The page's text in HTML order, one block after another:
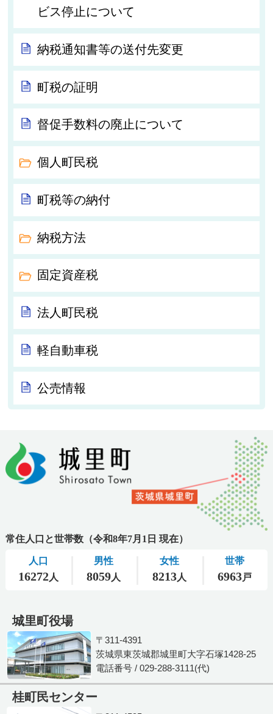
ビス停止について
納税通知書等の送付先変更
町税の証明
督促手数料の廃止について
個人町民税
町税等の納付
納税方法
固定資産税
法人町民税
軽自動車税
公売情報
城里町役場
〒311-4391
茨城県東茨城郡城里町大字石塚1428-25
電話番号 / 029-288-3111(代)
桂町民センター